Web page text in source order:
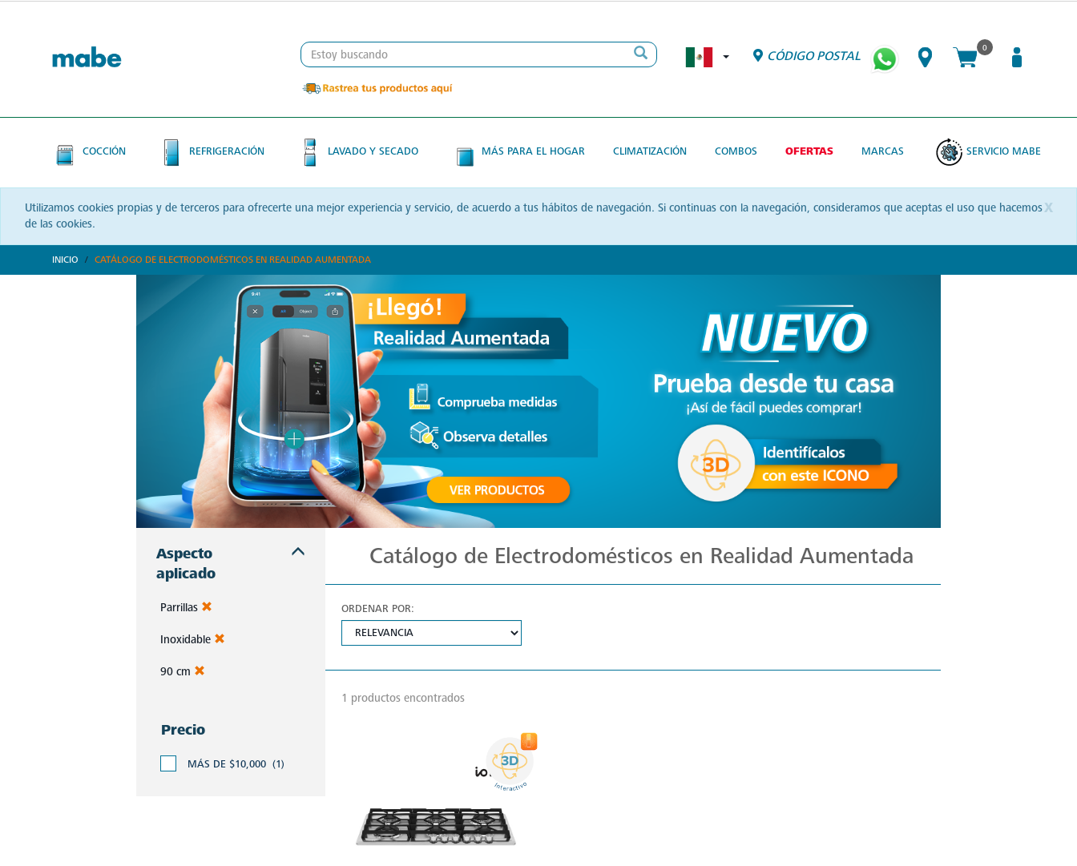
CÓDIGO POSTAL
0
COCCIÓN REFRIGERACIÓN LAVADO Y SECADO MÁS PARA EL HOGAR CLIMATIZACIÓN COMBOS OFERTAS MARCAS SERVICIO MABE
x
Utilizamos cookies propias y de terceros para ofrecerte una mejor experiencia y servicio, de acuerdo a tus hábitos de navegación. Si continuas con la navegación, consideramos que aceptas el uso que hacemos
de las cookies.
INICIO CATÁLOGO DE ELECTRODOMÉSTICOS EN REALIDAD AUMENTADA
Aspecto
aplicado
Parrillas
Inoxidable
90 cm
Precio
MÁS DE $10,000 (1)
Catálogo de Electrodomésticos en Realidad Aumentada
ORDENAR POR:
1 productos encontrados